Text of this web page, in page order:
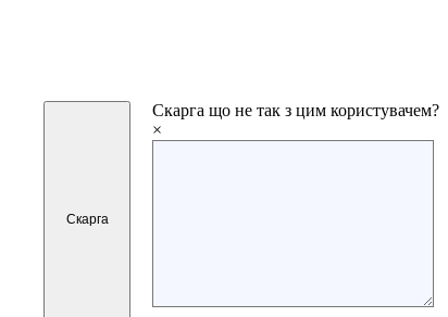
Скарга
Скарга що не так з цим користувачем?
×